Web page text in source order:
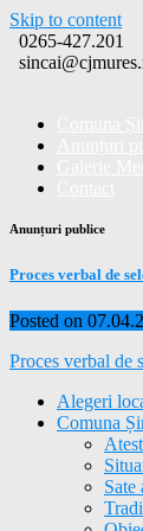
Skip to content
0265-427.201
Anunțuri publice
Proces verbal de
Posted on
Proces verbal de
Alegeri
Comuna
Sate